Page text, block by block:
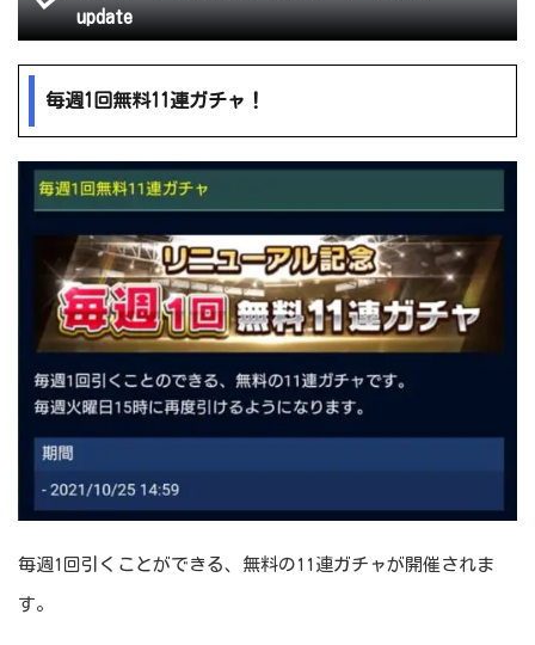
update
毎週1回無料11連ガチャ！
毎週1回引くことができる、無料の11連ガチャが開催されま
す。